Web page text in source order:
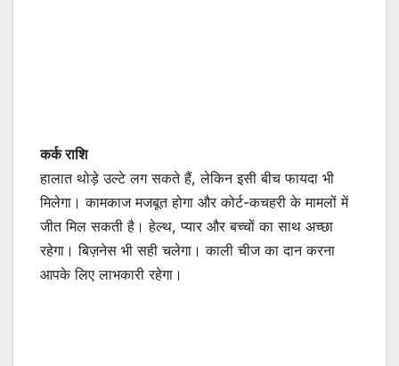
कर्क राशि
हालात थोड़े उल्टे लग सकते हैं, लेकिन इसी बीच फायदा भी
मिलेगा। कामकाज मजबूत होगा और कोर्ट-कचहरी के मामलों में
जीत मिल सकती है। हेल्थ, प्यार और बच्चों का साथ अच्छा
रहेगा। बिज़नेस भी सही चलेगा। काली चीज का दान करना
आपके लिए लाभकारी रहेगा।